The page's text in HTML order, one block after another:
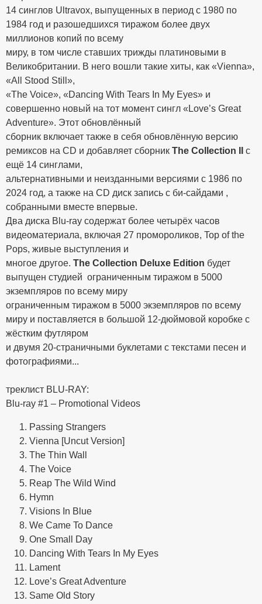
14 синглов Ultravox, выпущенных в период с 1980 по
1984 год и разошедшихся тиражом более двух
миллионов копий по всему
миру, в том числе ставших трижды платиновыми в
Великобритании. В него вошли такие хиты, как «Vienna»,
«All Stood Still»,
«The Voice», «Dancing With Tears In My Eyes» и
совершенно новый на тот момент сингл «Love’s Great
Adventure». Этот обновлённый
сборник включает также в себя обновлённую версию
ремиксов на CD и добавляет сборник The Collection II
с
ещё 14 синглами,
альтернативными и неизданными версиями с 1986 по
2024 год, а также на CD диск запись с би-сайдами ,
собранными вместе впервые.
Два диска Blu-ray содержат более четырёх часов
видеоматериала, включая 27 промороликов, Top of the
Pops, живые выступления и
многое другое. The Collection Deluxe Edition будет
выпущен студией ограниченным тиражом в 5000
экземпляров по всему миру
ограниченным тиражом в 5000 экземпляров по всему
миру и поставляется в большой 12-дюймовой коробке с
жёстким футляром
и двумя 20-страничными буклетами с текстами песен и
фотографиями...
треклист BLU-RAY:
Blu-ray #1 – Promotional Videos
Passing Strangers
Vienna [Uncut Version]
The Thin Wall
The Voice
Reap The Wild Wind
Hymn
Visions In Blue
We Came To Dance
One Small Day
Dancing With Tears In My Eyes
Lament
Love’s Great Adventure
Same Old Story